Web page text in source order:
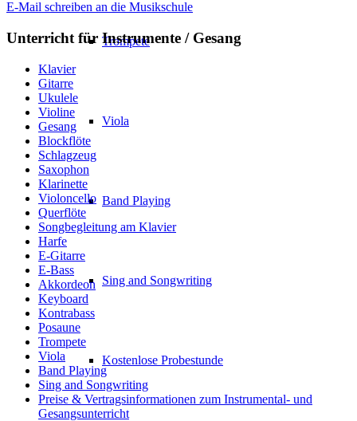
Trompete
Viola
Band Playing
Sing and Songwriting
Kostenlose Probestunde
E-Mail schreiben an die Musikschule
Unterricht für Instrumente / Gesang
Klavier
Gitarre
Ukulele
Violine
Gesang
Blockflöte
Schlagzeug
Saxophon
Klarinette
Violoncello
Querflöte
Songbegleitung am Klavier
Harfe
E-Gitarre
E-Bass
Akkordeon
Keyboard
Kontrabass
Posaune
Trompete
Viola
Band Playing
Sing and Songwriting
Preise & Vertragsinformationen zum Instrumental- und
Gesangsunterricht